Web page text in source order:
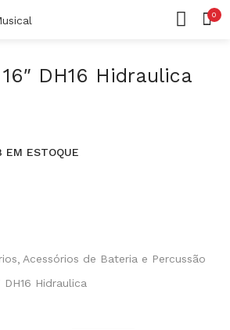
0
CONTA
Senha perdida?
DH16 Hidraulica
EM ESTOQUE
Acessórios de Bateria e Percussão
DH16 Hidraulica